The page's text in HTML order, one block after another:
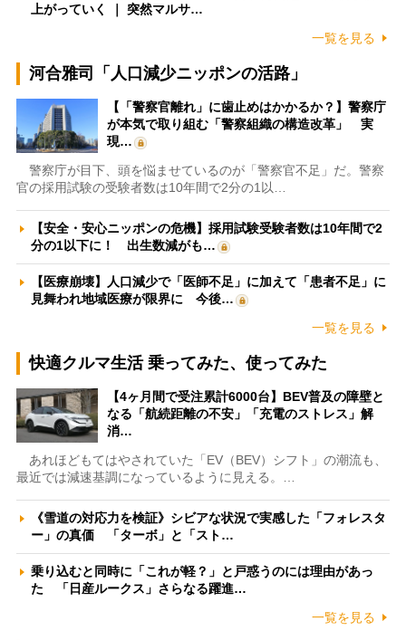
上がっていく ｜ 突然マルサ…
一覧を見る
河合雅司「人口減少ニッポンの活路」
【「警察官離れ」に歯止めはかかるか？】警察庁
が本気で取り組む「警察組織の構造改革」 実
現…
警察庁が目下、頭を悩ませているのが「警察官不足」だ。警察
官の採用試験の受験者数は10年間で2分の1以…
【安全・安心ニッポンの危機】採用試験受験者数は10年間で2
分の1以下に！ 出生数減がも…
【医療崩壊】人口減少で「医師不足」に加えて「患者不足」に
見舞われ地域医療が限界に 今後…
一覧を見る
快適クルマ生活 乗ってみた、使ってみた
【4ヶ月間で受注累計6000台】BEV普及の障壁と
なる「航続距離の不安」「充電のストレス」解
消…
あれほどもてはやされていた「EV（BEV）シフト」の潮流も、
最近では減速基調になっているように見える。…
《雪道の対応力を検証》シビアな状況で実感した「フォレスタ
ー」の真価 「ターボ」と「スト…
乗り込むと同時に「これが軽？」と戸惑うのには理由があっ
た 「日産ルークス」さらなる躍進…
一覧を見る